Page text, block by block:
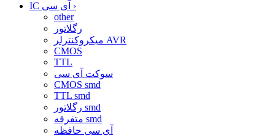
›
other
رگلاتور
میکروکنترلر AVR
CMOS
TTL
سوکت آی سی
CMOS smd
TTL smd
رگلاتور smd
متفرقه smd
آی سی حافظه